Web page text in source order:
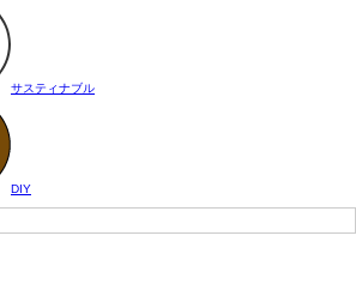
サスティナブル
DIY